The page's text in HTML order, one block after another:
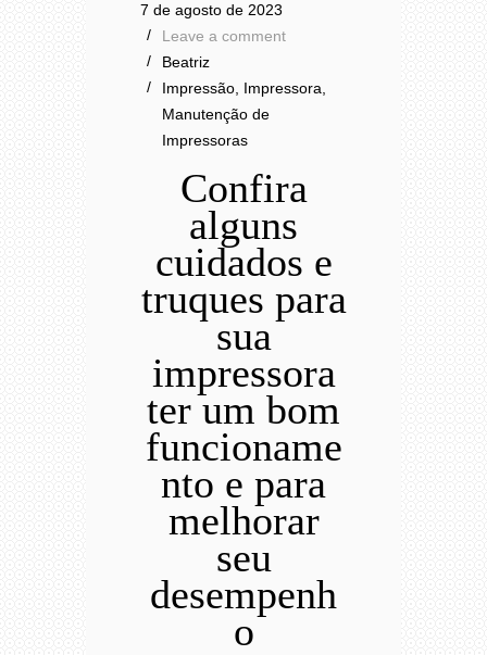
7 de agosto de 2023
Leave a comment
Beatriz
Impressão Impressora
Manutenção de
Impressoras
Confira
alguns
cuidados e
truques para
sua
impressora
ter um bom
funcioname
nto e para
melhorar
seu
desempenh
o